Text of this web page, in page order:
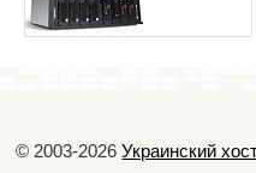
Установка nginx
Установка и
© 2003-2026Украинский